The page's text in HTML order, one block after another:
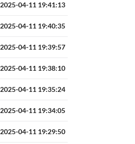
2025-04-11 19:41:13
2025-04-11 19:40:35
2025-04-11 19:39:57
2025-04-11 19:38:10
2025-04-11 19:35:24
2025-04-11 19:34:05
2025-04-11 19:29:50